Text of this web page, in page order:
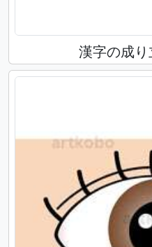
漢字の成